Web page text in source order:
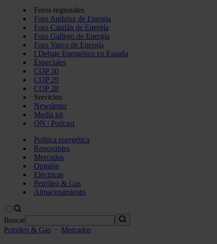
Foros regionales
Foro Andaluz de Energía
Foro Catalán de Energía
Foro Gallego de Energía
Foro Vasco de Energía
I Debate Energético en España
Especiales
COP 30
COP 29
COP 28
Servicios
Newsletter
Media kit
ON | Podcast
Política energética
Renovables
Mercados
Opinión
Eléctricas
Petróleo & Gas
Almacenamiento
Buscar
Petróleo & Gas · Mercados